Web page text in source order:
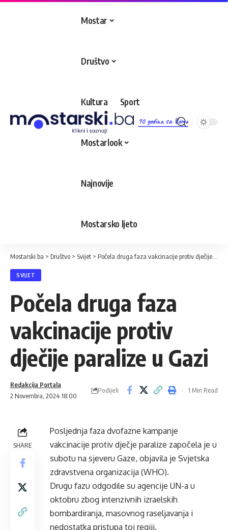
10 godina sa Vama
Mostar
Društvo
Kultura Sport
Mostarlook
Najnovije
Mostarsko ljeto
Mostarski.ba > Društvo > Svijet > Počela druga faza vakcinacije protiv dječije paralize u Gazi
SVIJET
Počela druga faza
vakcinacije protiv
dječije paralize u Gazi
2 Novembra, 2024 18:00
Redakcija Portala
Podijeli 1 Min Read
SHARE
Posljednja faza dvofazne kampanje
vakcinacije protiv dječje paralize započela je u
subotu na sjeveru Gaze, objavila je Svjetska
zdravstvena organizacija (WHO).
Drugu fazu odgodile su agencije UN-a u
oktobru zbog intenzivnih izraelskih
bombardiranja, masovnog raseljavanja i
nedostatka pristupa toj regiji.